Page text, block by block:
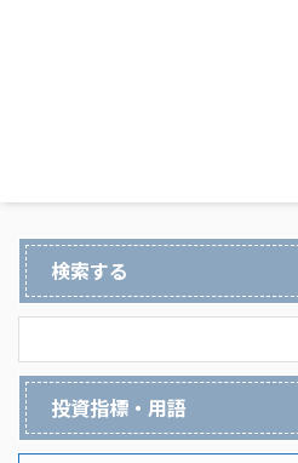
検索する
投資指標・用語